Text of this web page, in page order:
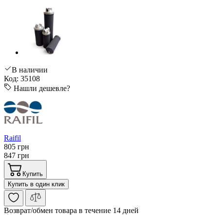
В наличии
Код: 35108
Нашли дешевле?
Raifil
805 грн
847 грн
Купить
Купить в один клик
Возврат/обмен товара в течение 14 дней